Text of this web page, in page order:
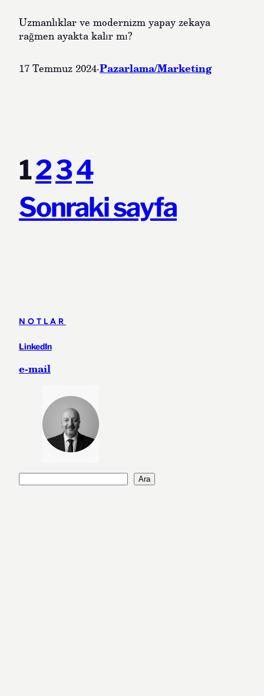
Uzmanlıklar ve modernizm yapay zekaya
rağmen ayakta kalır mı?
17 Temmuz 2024·Pazarlama/Marketing
1234
Sonraki sayfa
NOTLAR
LinkedIn
e-mail
Ara